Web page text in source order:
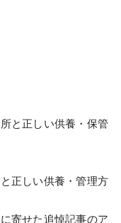
正しい供養・管理方